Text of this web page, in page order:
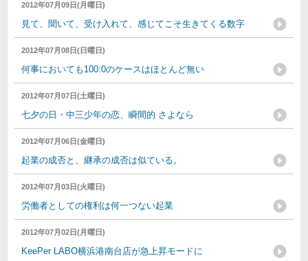
2012年07月09日(月曜日)
見て、聞いて、受け入れて、感じてこそ生きてくる数字
2012年07月08日(日曜日)
何事においても100:0のケースはほとんど無い
2012年07月07日(土曜日)
七夕の日・中三少年の恋、瞬間的 さよなら
2012年07月06日(金曜日)
起業の成否と、継承の成否は似ている。
2012年07月03日(火曜日)
労働者としての権利は何一つない起業
2012年07月02日(月曜日)
KeePer LABO横浜港南台店が急上昇モードに